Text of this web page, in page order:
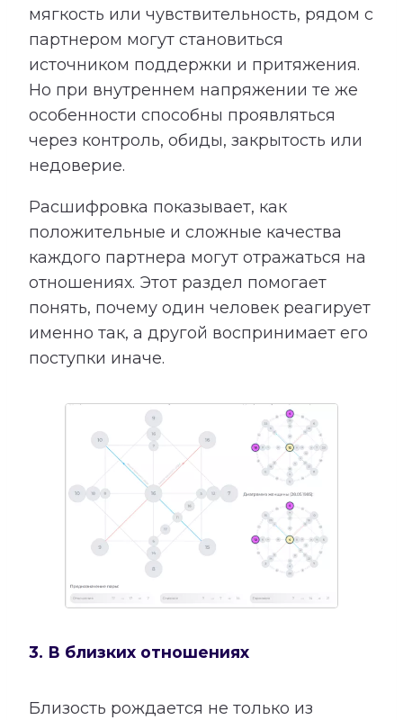
мягкость или чувствительность, рядом с
партнером могут становиться
источником поддержки и притяжения.
Но при внутреннем напряжении те же
особенности способны проявляться
через контроль, обиды, закрытость или
недоверие.
Расшифровка показывает, как
положительные и сложные качества
каждого партнера могут отражаться на
отношениях. Этот раздел помогает
понять, почему один человек реагирует
именно так, а другой воспринимает его
поступки иначе.
3. В близких отношениях
Близость рождается не только из